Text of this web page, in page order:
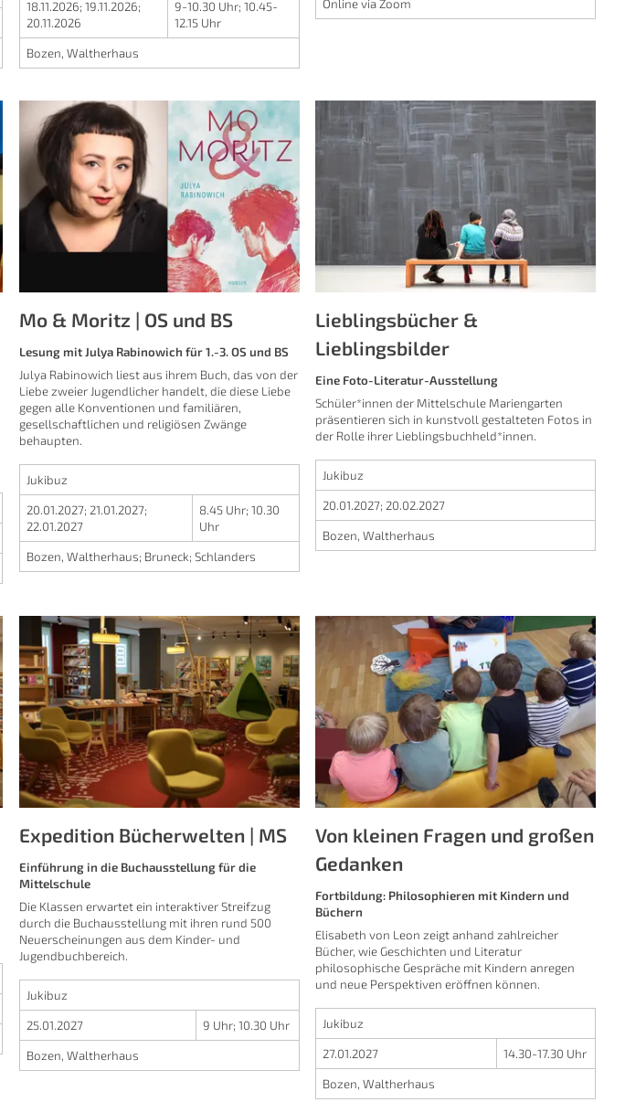
18.11.2026; 19.11.2026;
20.11.2026
9-10.30 Uhr; 10.45-
12.15 Uhr
Bozen, Waltherhaus
Online via Zoom
Mo & Moritz | OS und BS
Lesung mit Julya Rabinowich für 1.-3. OS und BS
Julya Rabinowich liest aus ihrem Buch, das von der
Liebe zweier Jugendlicher handelt, die diese Liebe
gegen alle Konventionen und familiären,
gesellschaftlichen und religiösen Zwänge
behaupten.
Jukibuz
20.01.2027; 21.01.2027;
22.01.2027
8.45 Uhr;10.30
Uhr
Bozen, Waltherhaus; Bruneck; Schlanders
Lieblingsbücher &
Lieblingsbilder
Eine Foto-Literatur-Ausstellung
Schüler*innen der Mittelschule Mariengarten
präsentieren sich in kunstvoll gestalteten Fotos in
der Rolle ihrer Lieblingsbuchheld*innen.
Jukibuz
20.01.2027;20.02.2027
Bozen, Waltherhaus
Expedition Bücherwelten | MS
Einführung in die Buchausstellung für die
Mittelschule
Die Klassen erwartet ein interaktiver Streifzug
durch die Buchausstellung mit ihren rund 500
Neuerscheinungen aus dem Kinder- und
Jugendbuchbereich.
Jukibuz
25.01.2027 9 Uhr;10.30 Uhr
Bozen, Waltherhaus
Von kleinen Fragen und großen
Gedanken
Fortbildung: Philosophieren mit Kindern und
Büchern
Elisabeth von Leon zeigt anhand zahlreicher
Bücher, wie Geschichten und Literatur
philosophische Gespräche mit Kindern anregen
und neue Perspektiven eröffnen können.
Jukibuz
27.01.2027 14.30-17.30 Uhr
Bozen, Waltherhaus